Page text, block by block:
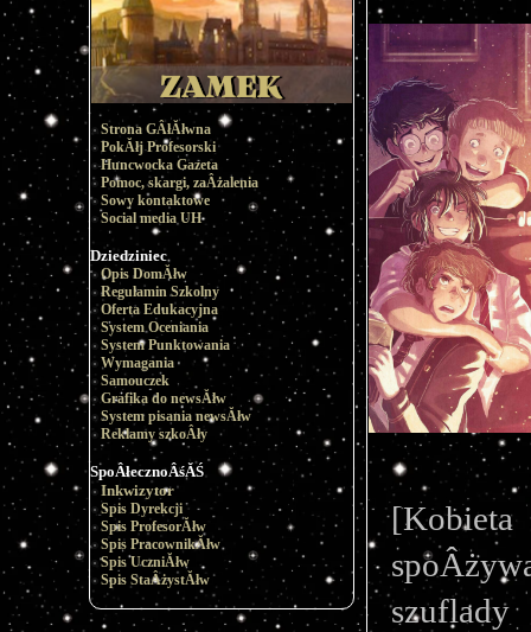
Strona GÂłĂłwna
PokĂłj Profesorski
Huncwocka Gazeta
Pomoc, skargi, zaÂżalenia
Sowy kontaktowe
Social media UH
Dziedziniec
Opis DomĂłw
Regulamin Szkolny
Oferta Edukacyjna
System Oceniania
System Punktowania
Wymagania
Samouczek
Grafika do newsĂłw
System pisania newsĂłw
Reklamy szkoÂły
SpoÂłecznoÂśĂŚ
Inkwizytor
Spis Dyrekcji
Spis ProfesorĂłw
Spis PracownikĂłw
Spis UczniĂłw
Spis StaÂżystĂłw
szuflady